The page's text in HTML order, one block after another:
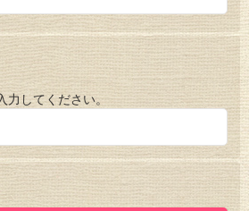
力してください。